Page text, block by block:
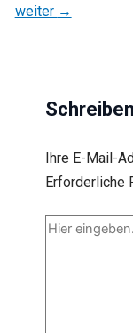
weiter →
Ihre E-Mail-
Erforderliche
Hier